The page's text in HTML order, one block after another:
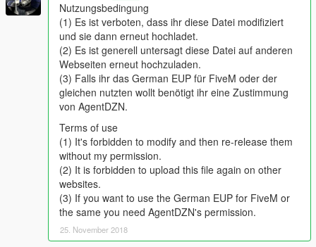
Nutzungsbedingung
(1) Es ist verboten, dass ihr diese Datei modifiziert
und sie dann erneut hochladet.
(2) Es ist generell untersagt diese Datei auf anderen
Webseiten erneut hochzuladen.
(3) Falls ihr das German EUP für FiveM oder der
gleichen nutzten wollt benötigt ihr eine Zustimmung
von AgentDZN.
Terms of use
(1) It's forbidden to modify and then re-release them
without my permission.
(2) It is forbidden to upload this file again on other
websites.
(3) If you want to use the German EUP for FiveM or
the same you need AgentDZN's permission.
25. November 2018